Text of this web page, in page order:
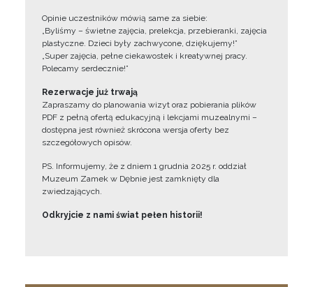
Opinie uczestników mówią same za siebie:
„Byliśmy – świetne zajęcia, prelekcja, przebieranki, zajęcia
plastyczne. Dzieci były zachwycone, dziękujemy!”
„Super zajęcia, pełne ciekawostek i kreatywnej pracy.
Polecamy serdecznie!”
Rezerwacje już trwają
Zapraszamy do planowania wizyt oraz pobierania plików
PDF z pełną ofertą edukacyjną i lekcjami muzealnymi –
dostępna jest również skrócona wersja oferty bez
szczegółowych opisów.
PS. Informujemy, że z dniem 1 grudnia 2025 r. oddział
Muzeum Zamek w Dębnie jest zamknięty dla
zwiedzających.
Odkryjcie z nami świat pełen historii!